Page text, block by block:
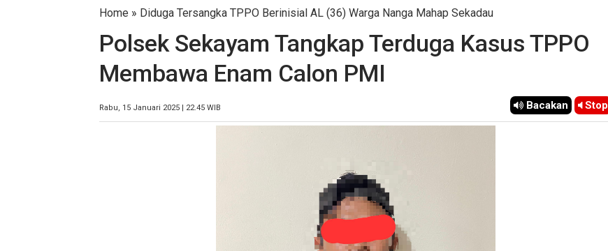
Home » Diduga Tersangka TPPO Berinisial AL (36) Warga Nanga Mahap Sekadau
Polsek Sekayam Tangkap Terduga Kasus TPPO
Membawa Enam Calon PMI
Rabu, 15 Januari 2025 | 22.45 WIB Bacakan Stop